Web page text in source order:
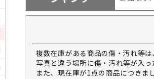
複数在庫がある商品の傷・汚れ等
写真と違う場所に傷・汚れ等が入
また、現在庫が1点の商品につきま